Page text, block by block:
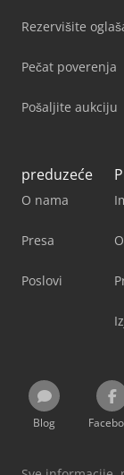
Rezervišite
Pečat poverenja
Pošaljite aukciju
preduzeće
O nama
Presa
Poslovi
Blog